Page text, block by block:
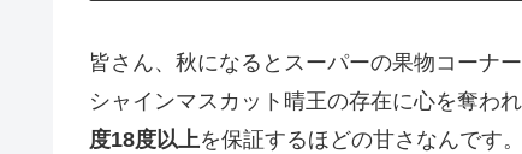
皆さん、秋になるとスーパーの果物コーナ
シャインマスカット晴王の存在に心を奪わ
度18度以上を保証するほどの甘さなんです